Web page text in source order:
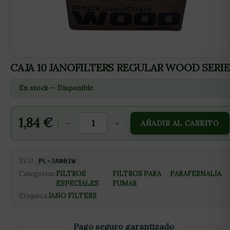
CAJA 10 JANOFILTERS REGULAR WOOD
En stock — Disponible
1,84 € - + AÑADIR AL CARRITO
SKU: PL-JAN01W
Categorías:FILTROS
ESPECIALES
,FILTROS PARA
FUMAR
,PARAFERNALIA
Etiqueta:JANO FILTERS
Pago seguro garantizado